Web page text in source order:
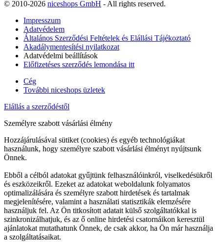
© 2010-2026 niceshops GmbH - All rights reserved.
Impresszum
Adatvédelem
Általános Szerződési Feltételek és Elállási Tájékoztató
Akadálymentesítési nyilatkozat
Adatvédelmi beállítások
Előfizetéses szerződés lemondása itt
Cég
További niceshops üzletek
Elállás a szerződéstől
Személyre szabott vásárlási élmény
Hozzájárulásával sütiket (cookies) és egyéb technológiákat
használunk, hogy személyre szabott vásárlási élményt nyújtsunk
Önnek.
Ebből a célból adatokat gyűjtünk felhasználóinkról, viselkedésükről
és eszközeikről. Ezeket az adatokat weboldalunk folyamatos
optimalizálására és személyre szabott hirdetések és tartalmak
megjelenítésére, valamint a használati statisztikák elemzésére
használjuk fel. Az Ön titkosított adatait külső szolgáltatókkal is
szinkronizálhatjuk, és az ő online hirdetési csatornáikon keresztül
ajánlatokat mutathatunk Önnek, de csak akkor, ha Ön már használja
a szolgáltatásaikat.